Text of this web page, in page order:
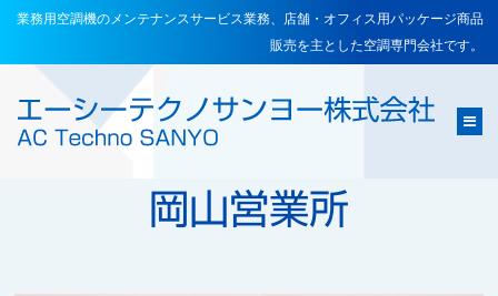
業務用空調機のメンテナンスサービス業務、店舗・オフィス用パッケージ商品
販売を主とした空調専門会社です。
e
岡山営業所